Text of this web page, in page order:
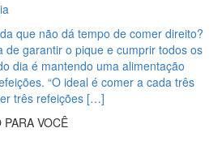
que não dá tempo de comer direito?
de garantir o pique e cumprir todos os
dia é mantendo uma alimentação
“O ideal é comer a cada três
três refeições […]
VOCÊ